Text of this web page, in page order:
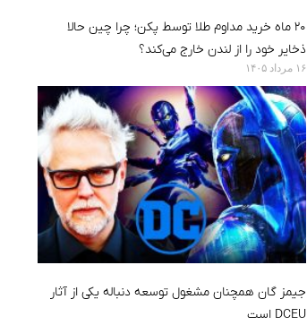
۲۰ ماه خرید مداوم طلا توسط پکن؛ چرا چین حالا
ذخایر خود را از لندن خارج می‌کند؟
۱۶ مرداد ۱۴۰۵
جیمز گان همچنان مشغول توسعه دنباله یکی از آثار
DCEU است